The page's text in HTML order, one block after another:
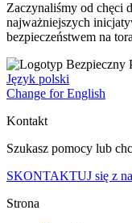
Zaczynaliśmy od chęci
najważniejszych
bezpieczeństwem na
Język polski
Change for English
Kontakt
Szukasz pomocy lub
SKONTAKTUJ się z
Strona